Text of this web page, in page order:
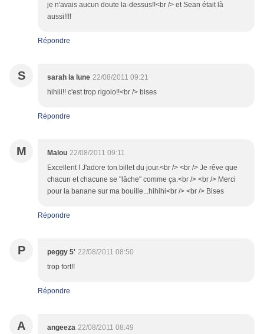
je n'avais aucun doute la-dessus!!<br /> et Sean était là
aussi!!!!
Répondre
S sarah la lune 22/08/2011 09:21
hihiii!! c'est trop rigolo!!<br /> bises
Répondre
M Malou 22/08/2011 09:11
Excellent ! J'adore ton billet du jour.<br /> <br /> Je rêve que
chacun et chacune se "lâche" comme ça.<br /> <br /> Merci
pour la banane sur ma bouille...hihihi<br /> <br /> Bises
Répondre
P peggy 5' 22/08/2011 08:50
trop fort!!
Répondre
A angeeza 22/08/2011 08:49